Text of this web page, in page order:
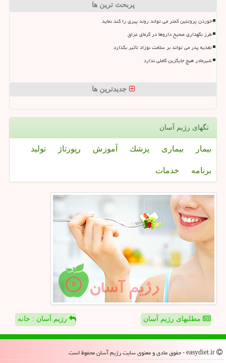
پربحث ترین ها
خوردن پروتئین کمتر می تواند روند پیری را کند نماید
طرز نگهداری صحیح داروها در گرمای عراق
تغذیه پدر می تواند بر سلامت نوزاد تأثیر بگذارد
شیرمادر هیچ جایگزین کاملی ندارد
جدیدترین ها
تگهای رژیم آسان
بیمار بیماری پزشك آموزش رپورتاژ تولید
برنامه خدمات
مطلبهای رژیم آسان رژیم آسان : خانه